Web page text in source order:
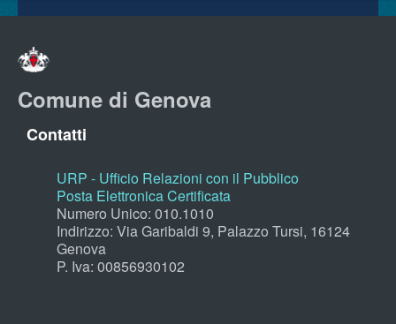
Comune di Genova
Contatti
URP - Ufficio Relazioni con il Pubblico
Posta Elettronica Certificata
Numero Unico: 010.1010
Indirizzo: Via Garibaldi 9, Palazzo Tursi, 16124
Genova
P. Iva: 00856930102